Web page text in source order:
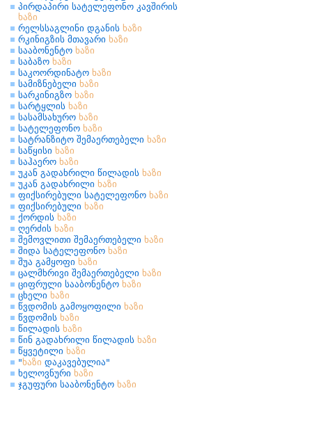
პირდაპირი სატელეფონო კავშირის
ხაზი
რელსსაგლინი დგანის ხაზი
რკინიგზის მთავარი ხაზი
სააბონენტო ხაზი
საბაზო ხაზი
საკოორდინატო ხაზი
სამიზნებელი ხაზი
სარკინიგზო ხაზი
სარტყლის ხაზი
სასამსახურო ხაზი
სატელეფონო ხაზი
სატრანზიტო შემაერთებელი ხაზი
საწყისი ხაზი
საჰაერო ხაზი
უკან გადახრილი წილადის ხაზი
უკან გადახრილი ხაზი
ფიქსირებული სატელეფონო ხაზი
ფიქსირებული ხაზი
ქორდის ხაზი
ღერძის ხაზი
შემოვლითი შემაერთებელი ხაზი
შიდა სატელეფონო ხაზი
შუა გამყოფი ხაზი
ცალმხრივი შემაერთებელი ხაზი
ციფრული სააბონენტო ხაზი
ცხელი ხაზი
წვდომის გამოყოფილი ხაზი
წვდომის ხაზი
წილადის ხაზი
წინ გადახრილი წილადის ხაზი
წყვეტილი ხაზი
"ხაზი დაკავებულია"
ხელოვნური ხაზი
ჯგუფური სააბონენტო ხაზი